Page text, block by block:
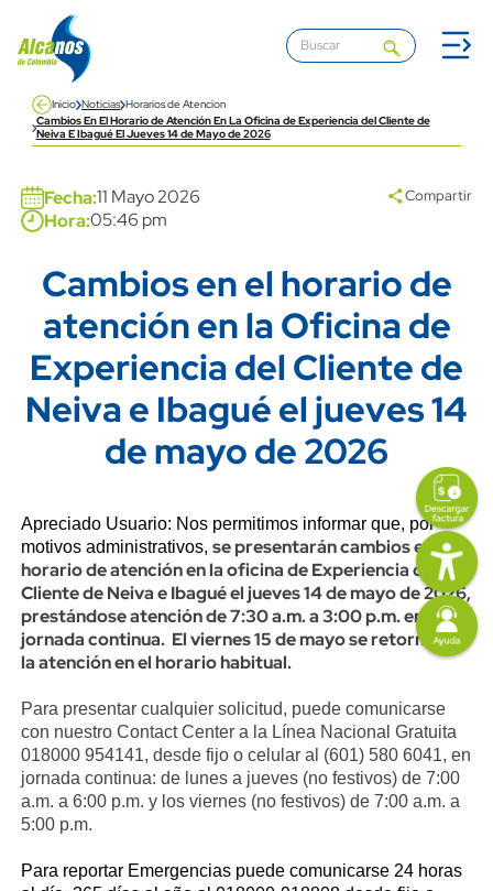
Pasar al contenido principal
Inicio Noticias Horarios de Atencion
Cambios En El Horario de Atención En La Oficina de Experiencia del Cliente de
Neiva E Ibagué El Jueves 14 de Mayo de 2026
Fecha:11 Mayo 2026
Hora:05:46 pm
Compartir
TitleCambios en el horario de
atención en la Oficina de
Experiencia del Cliente de
Neiva e Ibagué el jueves 14
de mayo de 2026
Content
Descripción
Apreciado Usuario: Nos permitimos informar que, por
motivos administrativos, se presentarán cambios en el
horario deatención en la oficina de Experiencia del
Cliente de Neiva e Ibagué el jueves 14 de mayo de 2026,
prestándose atención de 7:30 a.m. a 3:00 p.m. en
jornada continua. El viernes 15 de mayo se retornará a
la atención en el horario habitual.
Para presentar cualquier solicitud, puede comunicarse
con nuestro Contact Center a la Línea Nacional Gratuita
018000 954141, desde fijo o celular al (601) 580 6041, en
jornada continua: de lunes a jueves (no festivos) de 7:00
a.m. a 6:00 p.m. y los viernes (no festivos) de 7:00 a.m. a
5:00 p.m.
Para reportar Emergencias puede comunicarse 24 horas
icon
Imagen
link
Imagen
Imagen